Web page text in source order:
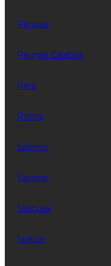
Ragusa
Reggio Calabria
Rieti
Roma
Salerno
Savona
Siracusa
Spezia